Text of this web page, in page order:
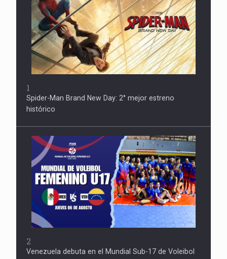
1
Spider-Man Brand New Day: 2° mejor estreno
histórico
2
Venezuela debuta en el Mundial Sub-17 de Voleibol